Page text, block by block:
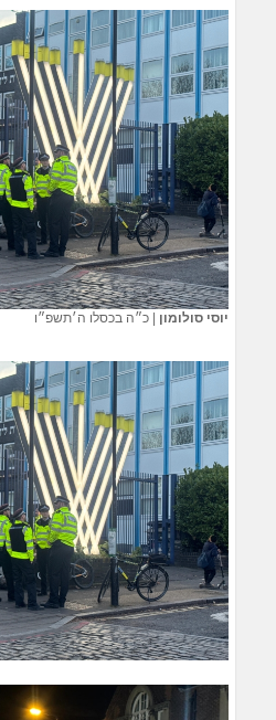
יוסי סולומון |כ״ה בכסלו ה׳תשפ״ו